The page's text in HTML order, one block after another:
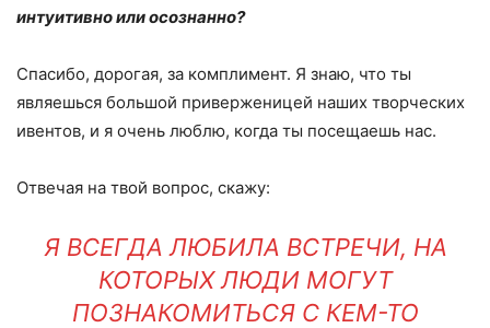
интуитивно или осознанно?
Спасибо, дорогая, за комплимент. Я знаю, что ты
являешься большой приверженицей наших творческих
ивентов, и я очень люблю, когда ты посещаешь нас.
Отвечая на твой вопрос, скажу:
Я ВСЕГДА ЛЮБИЛА ВСТРЕЧИ, НА
КОТОРЫХ ЛЮДИ МОГУТ
ПОЗНАКОМИТЬСЯ С КЕМ-ТО